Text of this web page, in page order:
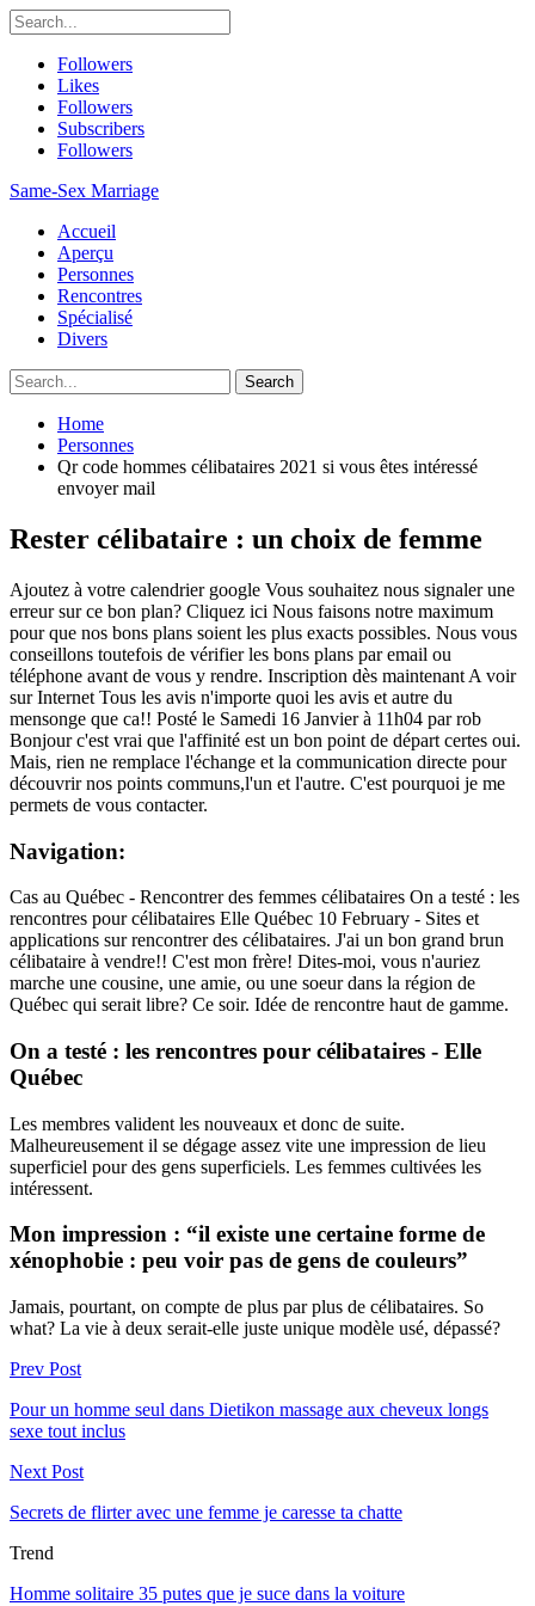
Followers
Likes
Followers
Subscribers
Followers
Same-Sex Marriage
Accueil
Aperçu
Personnes
Rencontres
Spécialisé
Divers
Home
Personnes
Qr code hommes célibataires 2021 si vous êtes intéressé
envoyer mail
Rester célibataire : un choix de femme
Ajoutez à votre calendrier google Vous souhaitez nous signaler une
erreur sur ce bon plan? Cliquez ici Nous faisons notre maximum
pour que nos bons plans soient les plus exacts possibles. Nous vous
conseillons toutefois de vérifier les bons plans par email ou
téléphone avant de vous y rendre. Inscription dès maintenant A voir
sur Internet Tous les avis n'importe quoi les avis et autre du
mensonge que ca!! Posté le Samedi 16 Janvier à 11h04 par rob
Bonjour c'est vrai que l'affinité est un bon point de départ certes oui.
Mais, rien ne remplace l'échange et la communication directe pour
découvrir nos points communs,l'un et l'autre. C'est pourquoi je me
permets de vous contacter.
Navigation:
Cas au Québec - Rencontrer des femmes célibataires On a testé : les
rencontres pour célibataires Elle Québec 10 February - Sites et
applications sur rencontrer des célibataires. J'ai un bon grand brun
célibataire à vendre!! C'est mon frère! Dites-moi, vous n'auriez
marche une cousine, une amie, ou une soeur dans la région de
Québec qui serait libre? Ce soir. Idée de rencontre haut de gamme.
On a testé : les rencontres pour célibataires - Elle
Québec
Les membres valident les nouveaux et donc de suite.
Malheureusement il se dégage assez vite une impression de lieu
superficiel pour des gens superficiels. Les femmes cultivées les
intéressent.
Mon impression : “il existe une certaine forme de
xénophobie : peu voir pas de gens de couleurs”
Jamais, pourtant, on compte de plus par plus de célibataires. So
what? La vie à deux serait-elle juste unique modèle usé, dépassé?
Prev Post
Pour un homme seul dans Dietikon massage aux cheveux longs
sexe tout inclus
Next Post
Secrets de flirter avec une femme je caresse ta chatte
Trend
Homme solitaire 35 putes que je suce dans la voiture